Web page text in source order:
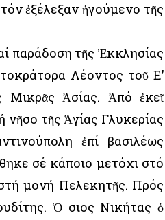
ἐξέλεξαν ἡγούμενο τῆς
παράδοση τῆς Ἐκκλησίας
Λέοντος τοῦ Ε’
Ἀσίας. Ἀπό ἐκεῖ
νῆσο τῆς Ἁγίας Γλυκερίας
ἐπί βασιλέως
σέ κάποιο μετόχι στό
μονή Πελεκητῆς. Πρός
Ὁ Ὅσιος Νικήτας ὁ